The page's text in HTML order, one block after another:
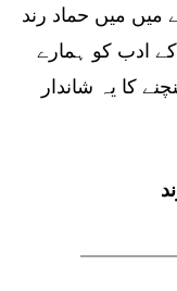
میں حماد رند
ادب کو ہمارے
کا یہ شاندار